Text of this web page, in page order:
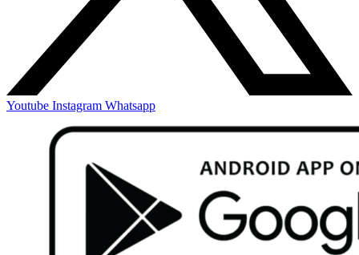
Youtube Instagram Whatsapp